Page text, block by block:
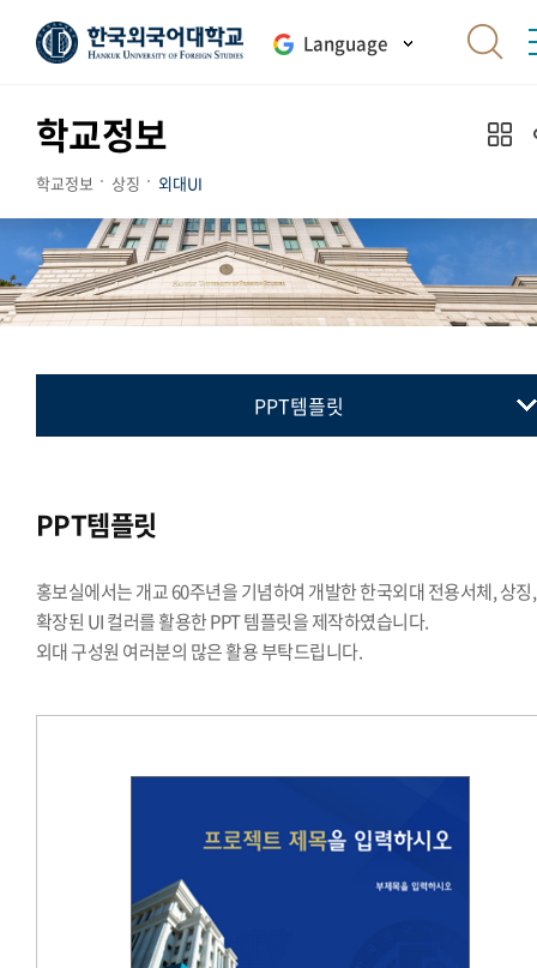
Language
학교정보
학교정보 상징 외대UI
PPT템플릿
Stationery Items
상징
전용서체
캐릭터
PPT템플릿
홍보실에서는 개교 60주년을 기념하여 개발한 한국외대 전용서체, 상징,
확장된 UI 컬러를 활용한 PPT 템플릿을 제작하였습니다.
외대 구성원 여러분의 많은 활용 부탁드립니다.